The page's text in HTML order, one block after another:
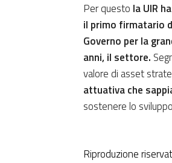
Per questo la UIR
il primo firmatario
Governo per la
anni, il settore.
valore di asset
attuativa che
sostenere lo
Riproduzione